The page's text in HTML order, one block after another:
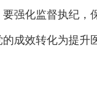
强化监督执纪，
成效转化为提升